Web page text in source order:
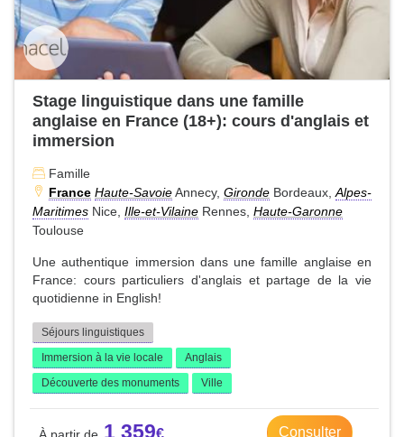
Stage linguistique dans une famille
anglaise en France (18+): cours d'anglais et
immersion
Famille
France Haute-SavoieAnnecy, Gironde Bordeaux, Alpes-
Maritimes Nice, Ille-et-Vilaine Rennes, Haute-Garonne
Toulouse
Une authentique immersion dans une famille anglaise en
France: cours particuliers d'anglais et partage de la vie
quotidienne in English!
Séjours linguistiques
Immersion à la vie locale
Anglais
Découverte des monuments
Ville
1 359 Consulter